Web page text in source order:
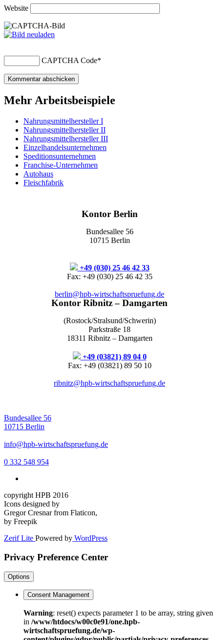
Website
CAPTCHA Code*
Mehr Arbeitsbeispiele
Nahrungsmittelhersteller I
Nahrungsmittelhersteller II
Nahrungsmittelhersteller III
Einzelhandelsunternehmen
Speditionsunternehmen
Franchise-Unternehmen
Autohaus
Fleischfabrik
Kontor Berlin
Bundesallee 56
10715 Berlin
+49 (030) 25 46 42 33
Fax: +49 (030) 25 46 42 35
berlin@hpb-wirtschaftspruefung.de
Kontor Ribnitz – Damgarten
(Rostock/Stralsund/Schwerin)
Parkstraße 18
18311 Ribnitz – Damgarten
+49 (03821) 89 04 0
Fax: +49 (03821) 89 50 10
ribnitz@hpb-wirtschaftspruefung.de
Bundesallee 56
10715 Berlin
info@hpb-wirtschaftspruefung.de
0 332 548 954
copyright HPB 2016
Icons designed by
Gregor Cresnar from Flaticon,
by Freepik
Zerif Lite Powered by WordPress
Privacy Preference Center
Options
Consent Management
Warning: reset() expects parameter 1 to be array, string given
in /www/htdocs/w00c0e91/one.hpb-
wirtschaftspruefung.de/wp-